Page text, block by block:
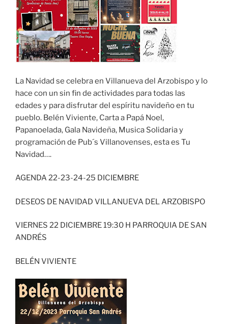
La Navidad se celebra en Villanueva del Arzobispo y lo
hace con un sin fin de actividades para todas las
edades y para disfrutar del espíritu navideño en tu
pueblo. Belén Viviente, Carta a Papá Noel,
Papanoelada, Gala Navideña, Musica Solidaria y
programación de Pub´s Villanovenses, esta es Tu
Navidad….
AGENDA 22-23-24-25 DICIEMBRE
DESEOS DE NAVIDAD VILLANUEVA DEL ARZOBISPO
VIERNES 22 DICIEMBRE 19:30 H PARROQUIA DE SAN
ANDRÉS
BELÉN VIVIENTE